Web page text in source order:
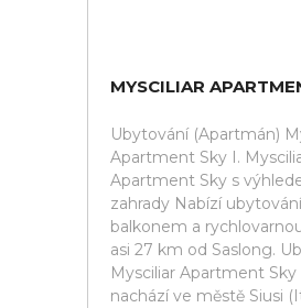
MYSCILIAR
Ubytování (Apartmán)
Apartment Sky I.
Apartment Sky s
zahrady Nabízí
balkonem a
asi 27 km od Saslong.
Mysciliar Apartment Sky
nachází ve městě Siusi